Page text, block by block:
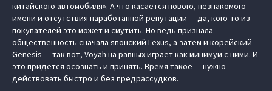
китайского автомобиля». А что касается нового, незнакомого
имени и отсутствия наработанной репутации — да, кого-то из
покупателей это может и смутить. Но ведь признала
общественность сначала японский Lexus, а затем и корейский
Genesis — так вот, Voyah на равных играет как минимум с ними. И
это придется осознать и принять. Время такое — нужно
действовать быстро и без предрассудков.